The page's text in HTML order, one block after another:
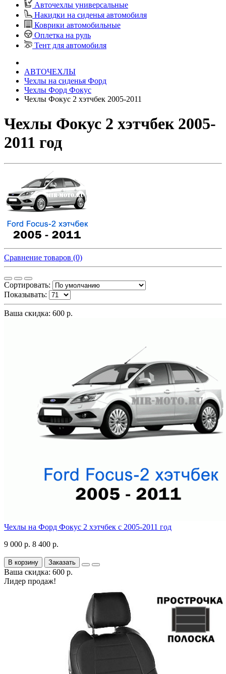
Авточехлы универсальные
Накидки на сиденья автомобиля
Коврики автомобильные
Оплетка на руль
Тент для автомобиля
АВТОЧЕХЛЫ
Чехлы на сиденья Форд
Чехлы Форд Фокус
Чехлы Фокус 2 хэтчбек 2005-2011
Чехлы Фокус 2 хэтчбек 2005-
2011 год
Сравнение товаров (0)
Сортировать:
Показывать:
Ваша скидка: 600 р.
Чехлы на Форд Фокус 2 хэтчбек с 2005-2011 год
9 000 р. 8 400 р.
В корзину Заказать
Ваша скидка: 600 р.
Лидер продаж!